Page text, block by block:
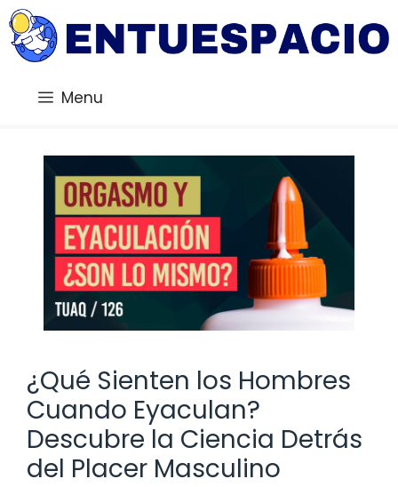
Saltar
al
contenido
Menu
¿Qué Sienten los Hombres
Cuando Eyaculan?
Descubre la Ciencia Detrás
del Placer Masculino